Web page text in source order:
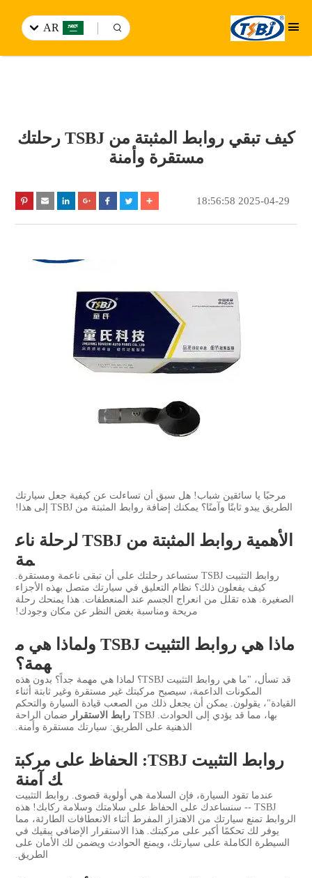
AR
كيف تبقي روابط المثبتة من TSBJ رحلتك
مستقرة وأمنة
2025-04-29 18:56:58
مرحبًا يا سائقين شباب! هل سبق أن تساءلت عن كيفية جعل سيارتك
الطريق يبدو ثابتًا وآمنًا؟ يمكنك إضافة روابط المثبتة من TSBJ إلى هذا!
الأهمية روابط المثبتة من TSBJ لرحلة ناع
مة
روابط التثبيت TSBJ ستساعد رحلتك على أن تبقى ناعمة ومستقرة.
كيف يفعلون ذلك؟ نظام التعليق في سيارتك متصل بهذه الأجزاء
الصغيرة. هذه تقلل من انعراج الجسم عند المنعطفات. هذا يمنحك رحلة
مريحة ومناسبة بغض النظر عن مكان وجودك!
ماذا هي روابط التثبيت TSBJ ولماذا هي م
همة؟
قد تسأل، "ما هي روابط التثبيت TSBJ؟ لماذا هي مهمة جداً؟ بدون هذه
المكونات الداعمة، سيصبح مركبتك غير مستقرة وغير ثابتة أثناء
القيادة"، يقولون. يمكن أن يجعل ذلك من الصعب قيادة السيارة والتحكم
بها، مما قد يؤدي إلى الحوادث. TSBJ
رابط الاستقرار ضمان الراحة
الذهنية على الطريق: سيارتك مستقرة وأمنة.
روابط التثبيت TSBJ: الحفاظ على مركبت
ك آمنة
عندما تقود السيارة، فإن السلامة هي أولوية قصوى. روابط التثبيت
TSBJ -- سنساعدك على الحفاظ على سلامتك وسلامة ركابك! هذه
الروابط تمنع سيارتك من الاهتزاز المفرط أثناء الانعطافات الطارئة، مما
يوفر لك تحكمًا أكبر على مركبتك. هذا الاستقرار الإضافي يبقيك في
السيطرة الكاملة على سيارتك، ويمنع الحوادث ويضمن لك الأمان على
الطريق.